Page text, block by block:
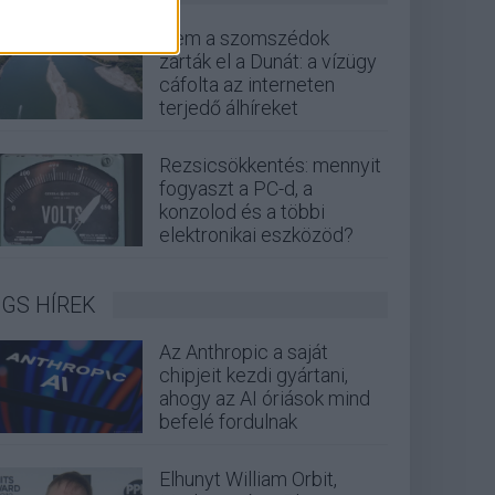
Nem a szomszédok
zárták el a Dunát: a vízügy
cáfolta az interneten
terjedő álhíreket
Rezsicsökkentés: mennyit
fogyaszt a PC-d, a
konzolod és a többi
elektronikai eszközöd?
GS HÍREK
Az Anthropic a saját
chipjeit kezdi gyártani,
ahogy az AI óriások mind
befelé fordulnak
Elhunyt William Orbit,